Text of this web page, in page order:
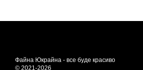
Файна Юкрайна - все буде красиво
© 2021-2026